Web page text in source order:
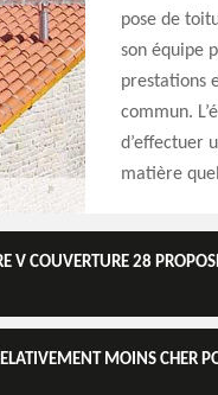
pose de
son équipe
prestations
commun.
d’effectuer
matière
V COUVERTURE 28
MOINS CHER